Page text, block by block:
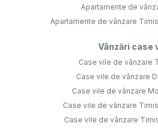
Apartamente de
Apartamente de vânzare
Vânzări case
Case vile de vânzare
Case vile de vânzare
Case vile de vânzare
Case vile de vânzare
Case vile de vânzare